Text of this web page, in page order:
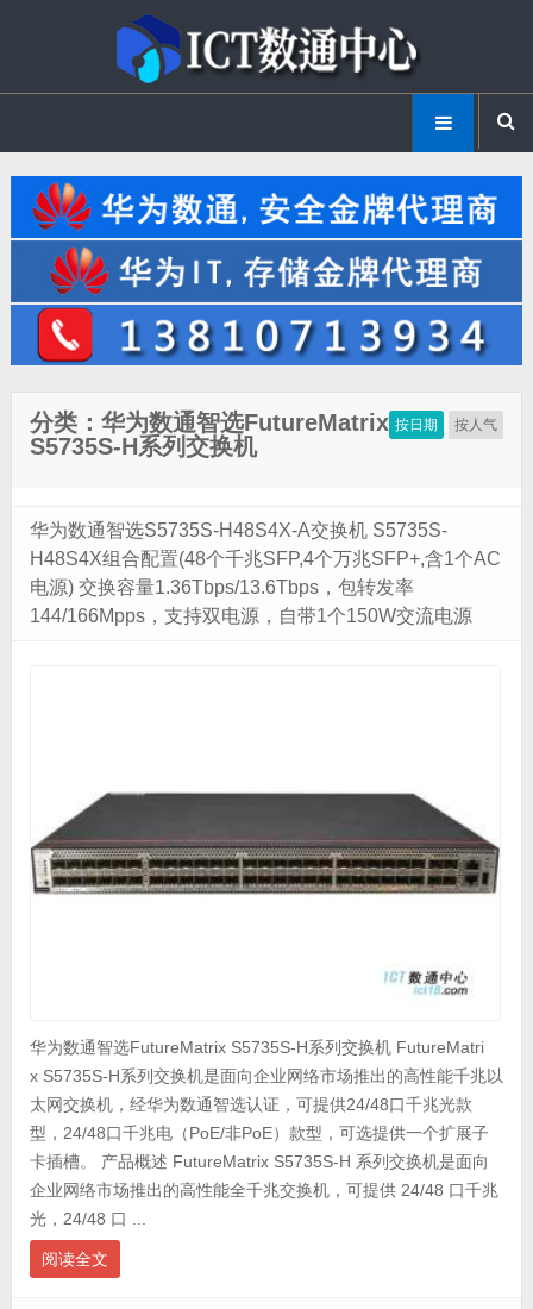
按日期 按人气
分类：华为数通智选FutureMatrix
S5735S-H系列交换机
华为数通智选S5735S-H48S4X-A交换机 S5735S-
H48S4X组合配置(48个千兆SFP,4个万兆SFP+,含1个AC
电源) 交换容量1.36Tbps/13.6Tbps，包转发率
144/166Mpps，支持双电源，自带1个150W交流电源
华为数通智选FutureMatrix S5735S-H系列交换机 FutureMatri
x S5735S-H系列交换机是面向企业网络市场推出的高性能千兆以
太网交换机，经华为数通智选认证，可提供24/48口千兆光款
型，24/48口千兆电（PoE/非PoE）款型，可选提供一个扩展子
卡插槽。 产品概述 FutureMatrix S5735S-H 系列交换机是面向
企业网络市场推出的高性能全千兆交换机，可提供 24/48 口千兆
光，24/48 口 ...
阅读全文